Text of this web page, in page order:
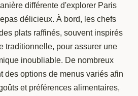
différente d'explorer Paris
délicieux. À bord, les chefs
plats raffinés, souvent inspirés
traditionnelle, pour assurer une
inoubliable. De nombreux
des options de menus variés afin
et préférences alimentaires,